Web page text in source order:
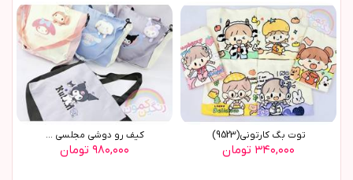
توت بگ کارتوني(9523)
۳۴۰,۰۰۰ تومان
کيف رو دوشي مجلسي ...
۹۸۰,۰۰۰ تومان